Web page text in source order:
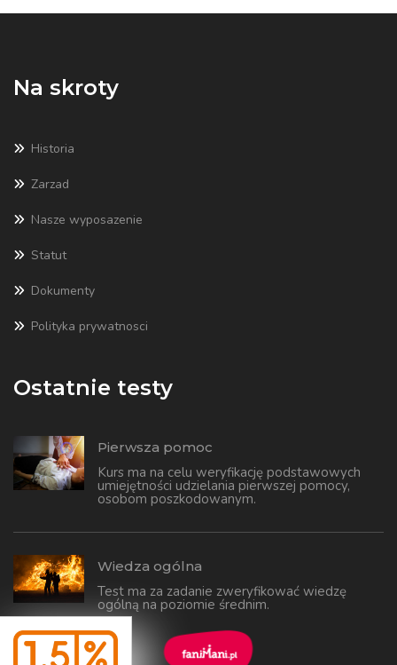
Na skroty
Historia
Zarzad
Nasze wyposazenie
Statut
Dokumenty
Polityka prywatnosci
Ostatnie testy
Pierwsza pomoc
Kurs ma na celu weryfikację podstawowych
umiejętności udzielania pierwszej pomocy,
osobom poszkodowanym.
Wiedza ogólna
Test ma za zadanie zweryfikować wiedzę
ogólną na poziomie średnim.